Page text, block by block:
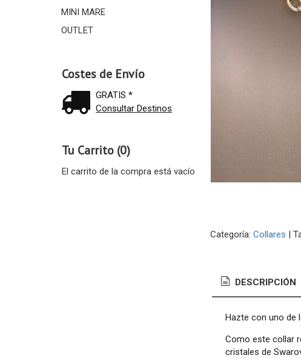
MINI MARE
OUTLET
Costes de Envío
GRATIS *
Consultar Destinos
Tu Carrito (0)
El carrito de la compra está vacío
Categoría: Collares |
DESCRIPCIÓN
Hazte con uno de
Como este collar
cristales de